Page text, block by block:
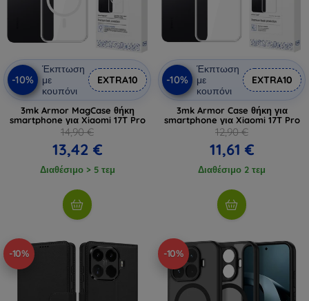
-10%
Έκπτωση
με
κουπόνι
EXTRA10
3mk Armor MagCase θήκη
smartphone για Xiaomi 17T Pro
14,90 €
13,42 €
Διαθέσιμο > 5 τεμ
-10%
Έκπτωση
με
κουπόνι
EXTRA10
3mk Armor Case θήκη για
smartphone για Xiaomi 17T Pro
12,90 €
11,61 €
Διαθέσιμο 2 τεμ
-10% -10%